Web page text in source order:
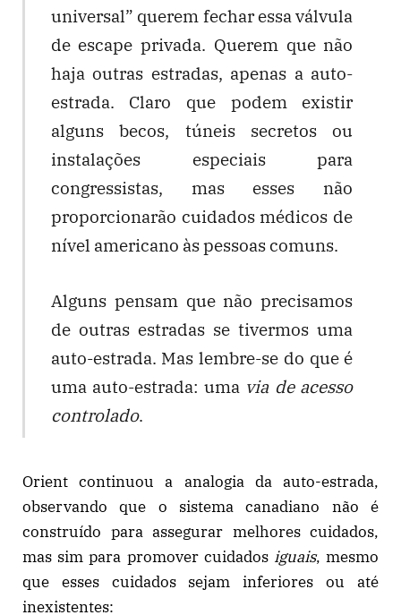
universal” querem fechar essa válvula
de escape privada. Querem que não
haja outras estradas, apenas a auto-
estrada. Claro que podem existir
alguns becos, túneis secretos ou
instalações especiais para
congressistas, mas esses não
proporcionarão cuidados médicos de
nível americano às pessoas comuns.
Alguns pensam que não precisamos
de outras estradas se tivermos uma
auto-estrada. Mas lembre-se do que é
uma auto-estrada: uma via de acesso
controlado.
Orient continuou a analogia da auto-estrada,
observando que o sistema canadiano não é
construído para assegurar melhores cuidados,
mas sim para promover cuidados iguais, mesmo
que esses cuidados sejam inferiores ou até
inexistentes: